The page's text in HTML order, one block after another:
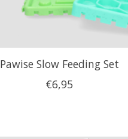
Pawise Slow Feeding Set
€6,95